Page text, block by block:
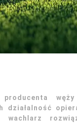
producenta
działalność
wachlarz